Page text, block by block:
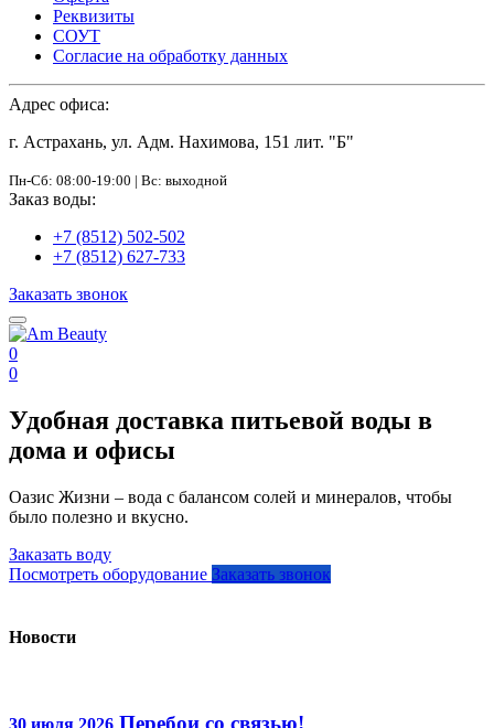
Реквизиты
СОУТ
Согласие на обработку данных
Адрес офиса:
г. Астрахань, ул. Адм. Нахимова, 151 лит. "Б"
Пн-Сб: 08:00-19:00 | Вс: выходной
Заказ воды:
+7 (8512) 502-502
+7 (8512) 627-733
Заказать звонок
0
0
Удобная доставка питьевой воды в
дома и офисы
Оазис Жизни – вода с балансом солей и минералов, чтобы
было полезно и вкусно.
Заказать воду
Посмотреть оборудование Заказать звонок
Новости
30 июля 2026 Перебои со связью!